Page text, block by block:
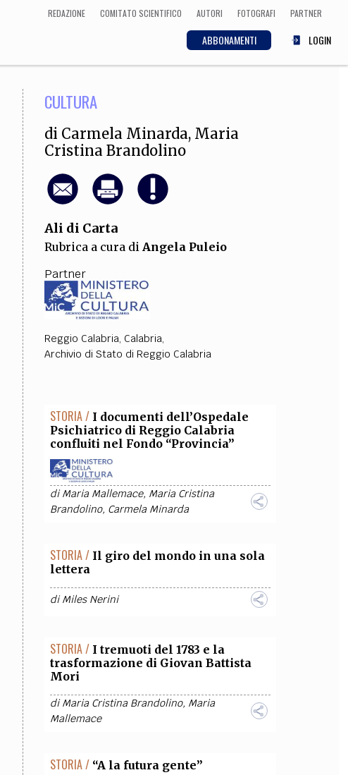
REDAZIONE COMITATO SCIENTIFICO AUTORI FOTOGRAFI PARTNER
ABBONAMENTI LOGIN
ECONOMIA
Matematica, Fisica,
Biologia, Cifrematica,
CULTURA
Arte, Cinema, Musica,
COLLABORA CON NOI
CULTURA
di Carmela Minarda, Maria
Cristina Brandolino
Ali di Carta
Rubrica a cura di Angela Puleio
Partner
Reggio Calabria, Calabria,
Archivio di Stato di Reggio Calabria
STORIA / I documenti dell’Ospedale
Psichiatrico di Reggio Calabria
confluiti nel Fondo “Provincia”
diMaria Mallemace, Maria Cristina
Brandolino, Carmela Minarda
STORIA / Il giro del mondo in una sola
lettera
diMiles Nerini
STORIA / I tremuoti del 1783 e la
trasformazione di Giovan Battista
Mori
diMaria Cristina Brandolino, Maria
Mallemace
STORIA / “A la futura gente”